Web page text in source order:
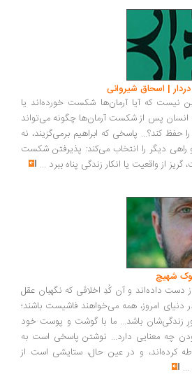
| اسحاق شیروانی
نیست که آیا آرمان‌ها شکست خورده‌اند یا
پس از شکست آرمان‌ها چگونه می‌تواند
کند؟... پاسخی که ابراهیم برمی‌گزیند، نه
راهی دیگر را انتخاب می‌کند: پذیرفتن شکست
از واقعیت یا انکار زندگی پناه ببرد ...
شهیچ‭
دست داده‌اند و آن کُدِ اخلاقی که نگهبان عقل
دنیای امروز، همه می‌خواهند فاشیست باشند؛
زندگی‌شان باشد... ما با گوشت و پوست خود
چه معنایی دارد... نوشتن پاسخی است به
کرده‌اند، و در عین حال، ستایشی است از
...